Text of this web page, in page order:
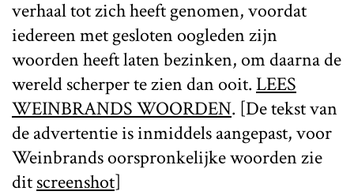
verhaal tot zich heeft genomen, voordat
iedereen met gesloten oogleden zijn
woorden heeft laten bezinken, om daarna de
wereld scherper te zien dan ooit. LEES
WEINBRANDS WOORDEN. [De tekst van
de advertentie is inmiddels aangepast, voor
Weinbrands oorspronkelijke woorden zie
ditscreenshot]